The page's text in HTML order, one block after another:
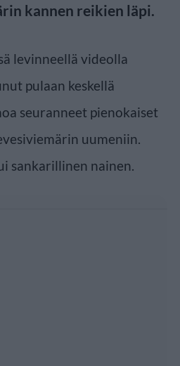
kannen reikien läpi.
levinneellä videolla
pulaan keskellä
seuranneet pienokaiset
uumeniin.
sankarillinen nainen.